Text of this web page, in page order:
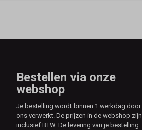
Bestellen via onze
webshop
Je bestelling wordt binnen 1 werkdag door
ons verwerkt. De prijzen in de webshop zijn
inclusief BTW. De levering van je bestelling